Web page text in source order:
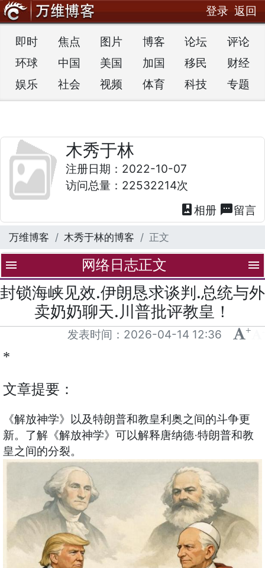
登录 返回
即时 焦点 图片 博客 论坛
评论
环球
中国 美国 加国 移民
财经
娱乐
社会 视频 体育 科技 专题
木秀于林
注册日期：2022-10-07
访问总量：22532214次
photo_album 相册 textsms留言
万维博客 木秀于林的博客 正文
menu 网络日志正文 menu
封锁海峡见效.伊朗恳求谈判.总统与外
卖奶奶聊天.川普批评教皇！
发表时间： 2026-04-14 12:36 +
*
文章提要：
《解放神学》以及特朗普和教皇利奥之间的斗争更
新。了解《解放神学》可以解释唐纳德·特朗普和教
皇之间的分裂。